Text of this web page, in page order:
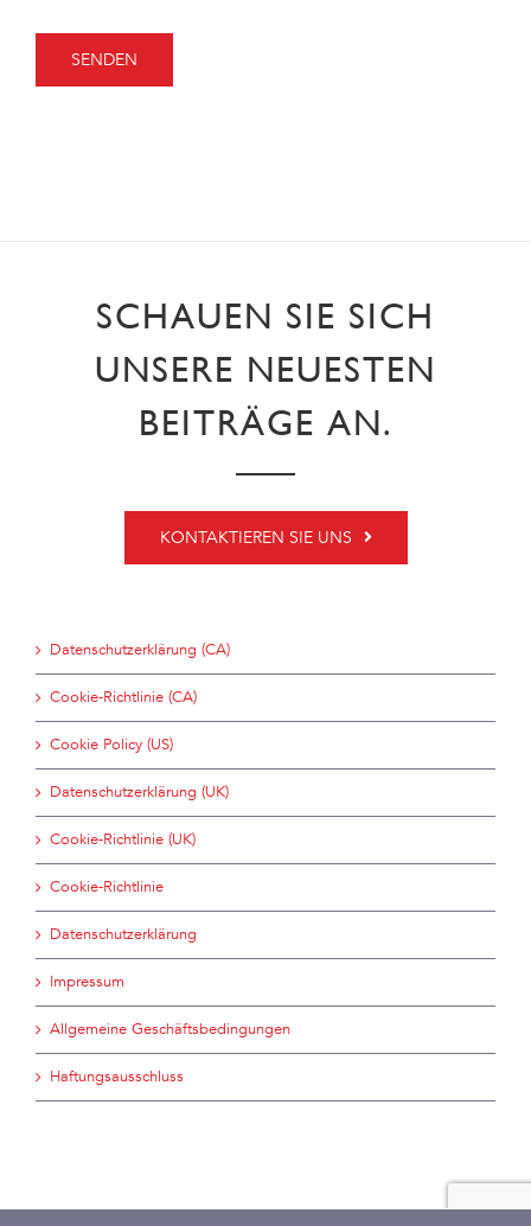
SCHAUEN SIE SICH
UNSERE NEUESTEN
BEITRÄGE AN.
KONTAKTIEREN SIE UNS
Datenschutzerklärung (CA)
Cookie-Richtlinie (CA)
Cookie Policy (US)
Datenschutzerklärung (UK)
Cookie-Richtlinie (UK)
Cookie-Richtlinie
Datenschutzerklärung
Impressum
Allgemeine Geschäftsbedingungen
Haftungsausschluss